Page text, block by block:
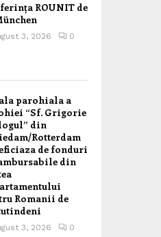
ROUNIT de
3, 2026 0
parohiala a
“Sf. Grigorie
din
Rotterdam
de fonduri
din
Romanii de
3, 2026 0